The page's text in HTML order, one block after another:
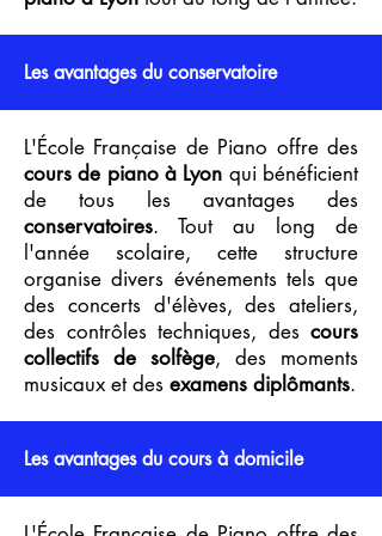
Les avantages du conservatoire
L'École Française de Piano offre des
cours de piano à Lyon qui bénéficient
de tous les avantages des
conservatoires. Tout au long de
l'année scolaire, cette structure
organise divers événements tels que
des concerts d'élèves, des ateliers,
des contrôles techniques, des cours
collectifs de solfège, des moments
musicaux et des examens diplômants.
Les avantages du cours à domicile